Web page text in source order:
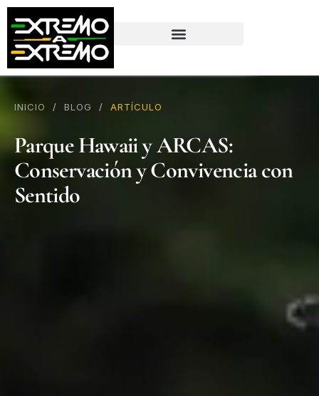
contenido
INICIO / BLOG / ARTÍCULO
Parque Hawaii y ARCAS:
Conservación y Convivencia con
Sentido